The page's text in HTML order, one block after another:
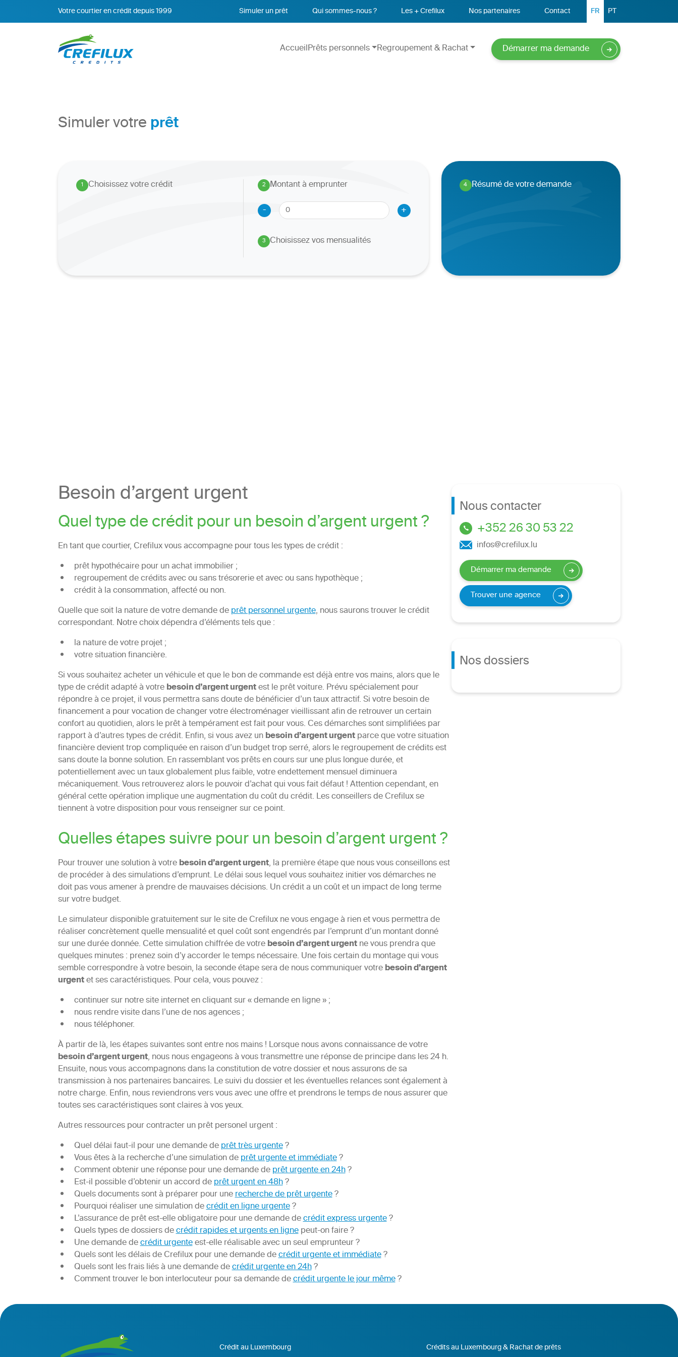
Votre courtier en crédit depuis 1999 Simuler un prêt Qui sommes-nous ? Les + Crefilux Nos partenaires Contact FR PT
AccueilPrêts personnels Regroupement & Rachat Démarrer ma demande
Simuler votreprêt
1. Choisissez votre crédit 2
.
Montant à emprunter
-
+
3
. Choisissez vos mensualités
4
. Résumé de votre demande
Besoin d’argent urgent
Quel type de crédit pour un besoin d’argent urgent ?
En tant que courtier, Crefilux vous accompagne pour tous les types de crédit :
prêt hypothécaire pour un achat immobilier ;
regroupement de crédits avec ou sans trésorerie et avec ou sans hypothèque ;
crédit à la consommation, affecté ou non.
Quelle que soit la nature de votre demande deprêt personnel urgente, nous saurons trouver le crédit
correspondant. Notre choix dépendra d’éléments tels que :
la nature de votre projet ;
votre situation financière.
Si vous souhaitez acheter un véhicule et que le bon de commande est déjà entre vos mains, alors que le
type de crédit adapté à votrebesoin d’argent urgentest le prêt voiture. Prévu spécialement pour
répondre à ce projet, il vous permettra sans doute de bénéficier d’un taux attractif. Si votre besoin de
financement a pour vocation de changer votre électroménager vieillissant afin de retrouver un certain
confort au quotidien, alors le prêt à tempérament est fait pour vous. Ces démarches sont simplifiées par
rapport à d’autres types de crédit. Enfin, si vous avez unbesoin d’argent urgentparce que votre situation
financière devient trop compliquée en raison d’un budget trop serré, alors le regroupement de crédits est
sans doute la bonne solution. En rassemblant vos prêts en cours sur une plus longue durée, et
potentiellement avec un taux globalement plus faible, votre endettement mensuel diminuera
mécaniquement. Vous retrouverez alors le pouvoir d’achat qui vous fait défaut ! Attention cependant, en
général cette opération implique une augmentation du coût du crédit. Les conseillers de Crefilux se
tiennent à votre disposition pour vous renseigner sur ce point.
Quelles étapes suivre pour un besoin d’argent urgent ?
Pour trouver une solution à votrebesoin d’argent urgent, la première étape que nous vous conseillons est
de procéder à des simulations d’emprunt. Le délai sous lequel vous souhaitez initier vos démarches ne
doit pas vous amener à prendre de mauvaises décisions. Un crédit a un coût et un impact de long terme
sur votre budget.
Le simulateur disponible gratuitement sur le site de Crefilux ne vous engage à rien et vous permettra de
réaliser concrètement quelle mensualité et quel coût sont engendrés par l’emprunt d’un montant donné
sur une durée donnée. Cette simulation chiffrée de votrebesoin d’argent urgentne vous prendra que
quelques minutes : prenez soin d’y accorder le temps nécessaire. Une fois certain du montage qui vous
semble correspondre à votre besoin, la seconde étape sera de nous communiquer votrebesoin d’argent
urgentet ses caractéristiques. Pour cela, vous pouvez :
continuer sur notre site internet en cliquant sur « demande en ligne » ;
nous rendre visite dans l’une de nos agences ;
nous téléphoner.
À partir de là, les étapes suivantes sont entre nos mains ! Lorsque nous avons connaissance de votre
besoin d’argent urgent, nous nous engageons à vous transmettre une réponse de principe dans les 24 h.
Ensuite, nous vous accompagnons dans la constitution de votre dossier et nous assurons de sa
transmission à nos partenaires bancaires. Le suivi du dossier et les éventuelles relances sont également à
notre charge. Enfin, nous reviendrons vers vous avec une offre et prendrons le temps de nous assurer que
toutes ses caractéristiques sont claires à vos yeux.
Autres ressources pour contracter un prêt personel urgent :
Quel délai faut-il pour une demande deprêt très urgente?
Vous êtes à la recherche d’une simulation deprêt urgente et immédiate?
Comment obtenir une réponse pour une demande deprêt urgente en 24h?
Est-il possible d’obtenir un accord deprêt urgent en 48h?
Quels documents sont à préparer pour unerecherche de prêt urgente?
Pourquoi réaliser une simulation decrédit en ligne urgente?
L’assurance de prêt est-elle obligatoire pour une demande decrédit express urgente?
Quels types de dossiers decrédit rapides et urgents en lignepeut-on faire ?
Une demande decrédit urgenteest-elle réalisable avec un seul emprunteur ?
Quels sont les délais de Crefilux pour une demande decrédit urgente et immédiate?
Quels sont les frais liés à une demande decrédit urgente en 24h?
Comment trouver le bon interlocuteur pour sa demande decrédit urgente le jour même?
Nous contacter
+352 26 30 53 22
infos@crefilux.lu
Démarrer ma demande
Trouver une agence
Nos dossiers
Crédit au Luxembourg
Crédits au Luxembourg & Rachat de prêts